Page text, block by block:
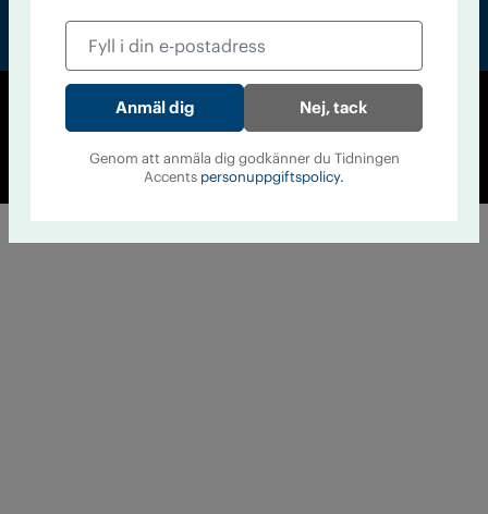
© Tidningen Accent 2026
Cookiepolicy
Personuppgiftspolicy
Nej, tack
Genom att anmäla dig godkänner du Tidningen
Accents personuppgiftspolicy.